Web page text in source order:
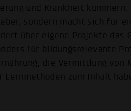
und Krankheit
sondern macht sich für
über eigene Projekte das
für bildungsrelevante
die Vermittlung von
Lernmethoden zum Inhalt